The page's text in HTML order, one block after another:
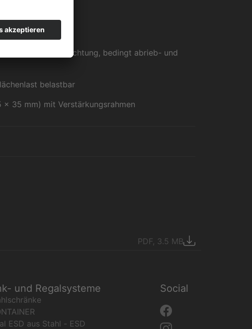
Direktbeschichtung, bedingt abrieb- und
belastbar
35 mm) mit Verstärkungsrahmen
PDF, 3.5 MB
und Regalsysteme
ESD aus Stahl - ESD
Social